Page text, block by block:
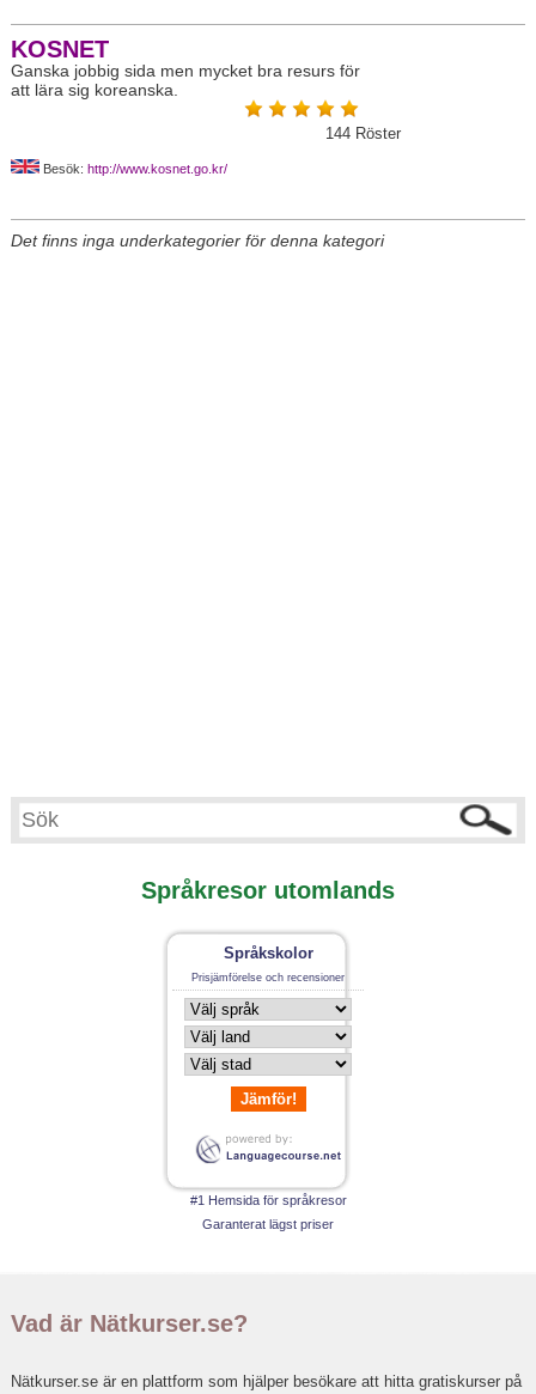
KOSNET
Ganska jobbig sida men mycket bra resurs för
att lära sig koreanska.
144 Röster
Besök: http://www.kosnet.go.kr/
Det finns inga underkategorier för denna kategori
Språkresor utomlands
Språkskolor
Prisjämförelse och recensioner
Jämför!
#1 Hemsida för språkresor
Garanterat lägst priser
Vad är Nätkurser.se?
Nätkurser.se är en plattform som hjälper besökare att hitta gratiskurser på